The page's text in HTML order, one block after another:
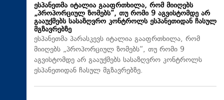
ესპანეთმა იტალია გააფრთხილა, რომ მიიღებს
„პროპორციულ ზომებს“, თუ რომი 9 აგვისტომდე არ
გააუქმებს სასაზღვრო კონტროლს ესპანეთიდან ჩასულ
მგზავრებზე
ესპანეთმა პარასკევს იტალია გააფრთხილა, რომ
მიიღებს „პროპორციულ ზომებს“, თუ რომი 9
აგვისტომდე არ გააუქმებს სასაზღვრო კონტროლს
ესპანეთიდან ჩასულ მგზავრებზე.